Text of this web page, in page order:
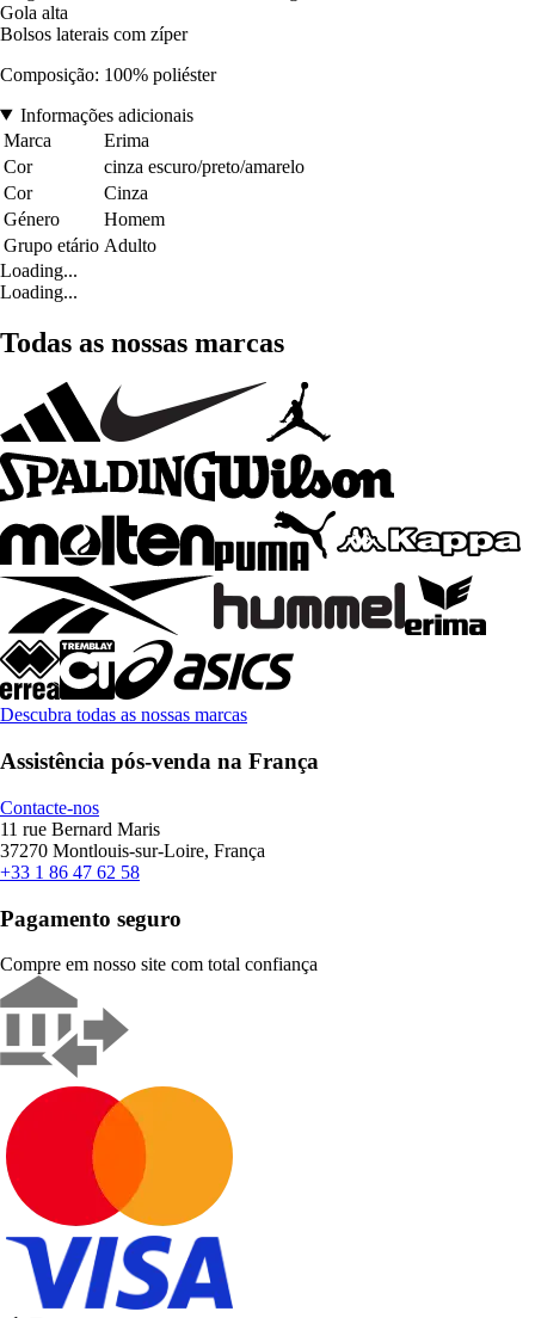
Gola alta
Bolsos laterais com zíper
Composição: 100% poliéster
Informações adicionais
Marca
Erima
Cor
cinza escuro/preto/amarelo
Cor
Cinza
Género
Homem
Grupo etário Adulto
Loading...
Loading...
Todas as nossas marcas
Descubra todas as nossas marcas
Assistência pós-venda na França
Contacte-nos
11 rue Bernard Maris
37270 Montlouis-sur-Loire, França
+33 1 86 47 62 58
Pagamento seguro
Compre em nosso site com total confiança